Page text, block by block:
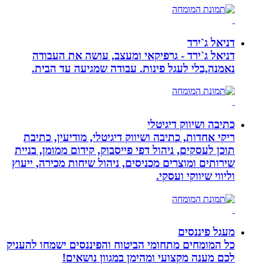
דניאל ג`ירד
דניאל ג`ירד - גרפיקאי ומעצב, עושה את העבודה
נאמנה,בלי לעגל פינות. עבודה שמגיעה עד הבית.
כתיבה ושיווק דיגיטלי
ריקי אחדות, כתיבה ושיווק דיגיטלי, מודיעין, כתיבת
תוכן לעסקים, ניהול דפי פייסבוק, קידום ממומן, בניית
שירותים ומוצרים מכניסים, ניהול שיחות מכירה, ייעוץ
וליווי שיווקי ועסקי.
מעגל פיננסים
כל המומחים מתחומי הביטוח והפיננסים ישמחו להעניק
לכם מענה מקצועי ומהימן במגוון נושאים!